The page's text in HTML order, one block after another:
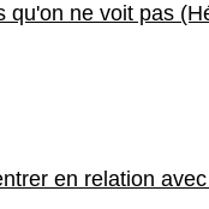
ne voit pas
en relation